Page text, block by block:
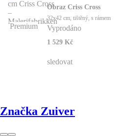
Premium
Obraz Criss Cross
32x42 cm, tištěný, s rámem
Vyprodáno
1 529 Kč
sledovat
Značka Zuiver